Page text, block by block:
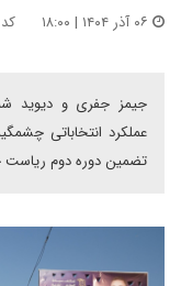
کد :
جیمز جفری و دیوید
عملکرد انتخاباتی
تضمین دوره دوم ریاست